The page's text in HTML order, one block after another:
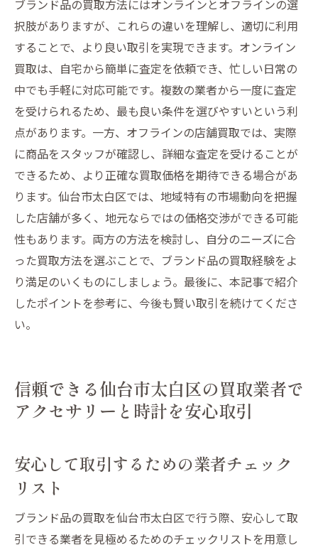
ブランド品の買取方法にはオンラインとオフラインの選
択肢がありますが、これらの違いを理解し、適切に利用
することで、より良い取引を実現できます。オンライン
買取は、自宅から簡単に査定を依頼でき、忙しい日常の
中でも手軽に対応可能です。複数の業者から一度に査定
を受けられるため、最も良い条件を選びやすいという利
点があります。一方、オフラインの店舗買取では、実際
に商品をスタッフが確認し、詳細な査定を受けることが
できるため、より正確な買取価格を期待できる場合があ
ります。仙台市太白区では、地域特有の市場動向を把握
した店舗が多く、地元ならではの価格交渉ができる可能
性もあります。両方の方法を検討し、自分のニーズに合
った買取方法を選ぶことで、ブランド品の買取経験をよ
り満足のいくものにしましょう。最後に、本記事で紹介
したポイントを参考に、今後も賢い取引を続けてくださ
い。
信頼できる仙台市太白区の買取業者で
アクセサリーと時計を安心取引
安心して取引するための業者チェック
リスト
ブランド品の買取を仙台市太白区で行う際、安心して取
引できる業者を見極めるためのチェックリストを用意し